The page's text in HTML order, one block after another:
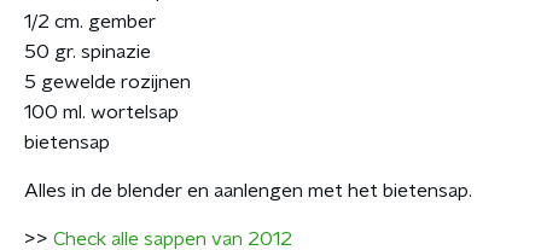
1/2 cm. gember
50 gr. spinazie
5 gewelde rozijnen
100 ml. wortelsap
bietensap
Alles in de blender en aanlengen met het bietensap.
>> Check alle sappen van 2012